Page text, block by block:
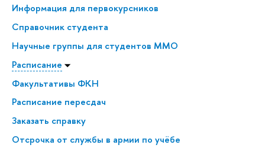
Информация для первокурсников
Справочник студента
Научные группы для студентов ММО
Расписание
Факультативы ФКН
Расписание пересдач
Заказать справку
Отсрочка от службы в армии по учёбе